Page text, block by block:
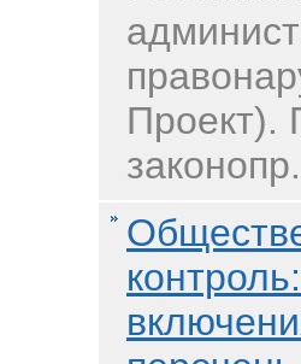
Проект).